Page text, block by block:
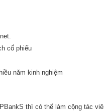
cổ phiếu
năm kinh nghiệm
thì có thể làm cộng tác